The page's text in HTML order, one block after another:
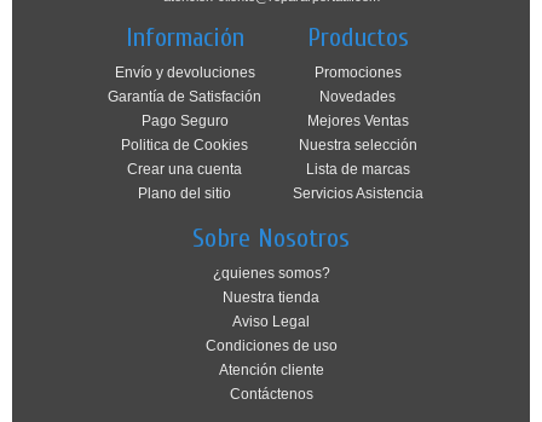
Información
Envío y devoluciones
Garantía de Satisfación
Pago Seguro
Politica de Cookies
Crear una cuenta
Plano del sitio
Productos
Promociones
Novedades
Mejores Ventas
Nuestra selección
Lista de marcas
Servicios Asistencia
Sobre Nosotros
¿quienes somos?
Nuestra tienda
Aviso Legal
Condiciones de uso
Atención cliente
Contáctenos